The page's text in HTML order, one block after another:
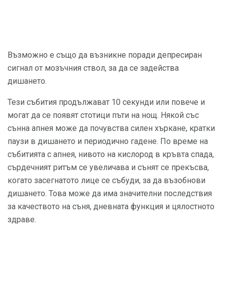
Възможно е също да възникне поради депресиран
сигнал от мозъчния ствол, за да се задейства
дишането.
Тези събития продължават 10 секунди или повече и
могат да се появят стотици пъти на нощ. Някой със
сънна апнея може да почувства силен хъркане, кратки
паузи в дишането и периодично гадене. По време на
събитията с апнея, нивото на кислород в кръвта спада,
сърдечният ритъм се увеличава и сънят се прекъсва,
когато засегнатото лице се събуди, за да възобнови
дишането. Това може да има значителни последствия
за качеството на съня, дневната функция и цялостното
здраве.